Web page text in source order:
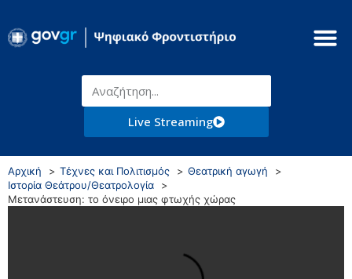
Live Streaming
Αρχική Τέχνες και Πολιτισμός
Θεατρική αγωγή
Ιστορία Θεάτρου/Θεατρολογία
Μετανάστευση: το όνειρο μιας φτωχής χώρας